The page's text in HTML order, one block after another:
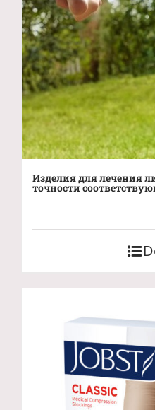
Изделия для лечения
точности